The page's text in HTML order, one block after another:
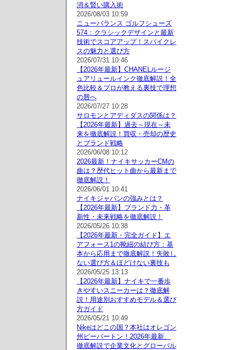
消＆賢い購入術
2026/08/03 10:59
ニューバランス ゴルフシューズ
574：クラシックデザインと最新
技術でスコアアップ！スパイクレ
スの魅力と選び方
2026/07/31 10:46
【2026年最新】CHANELルージ
ュアリュールインク徹底解説！全
色比較＆プロが教える裏技で理想
の唇へ
2026/07/27 10:28
サロモンとアディダスの関係は？
【2026年最新】過去～現在～未
来を徹底解説！買収・売却の歴史
とブランド戦略
2026/06/08 10:12
2026最新！ナイキサッカーCMの
曲は？歴代ヒット曲から最新まで
徹底解説！
2026/06/01 10:41
ナイキジャパンの強みとは？
【2026年最新】ブランド力・革
新性・未来戦略を徹底解説！
2026/05/26 10:38
【2026年最新・完全ガイド】エ
アフォース1の靴紐の結び方：基
本から応用まで徹底解説！失敗し
ない選び方＆ほどけない裏技も
2026/05/25 13:13
【2026年最新】ナイキで一番歩
きやすいスニーカーは？徹底解
説！用途別おすすめモデル＆選び
方ガイド
2026/05/21 10:49
Nikeはどこの国？本社はオレゴン
州ビーバートン！2026年最新、
徹底解説で企業文化とグローバル